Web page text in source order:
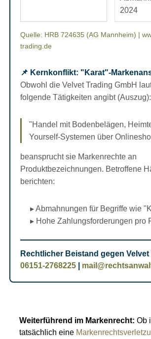
2024
Quelle: HRB 724635 (AG Mannheim) |
trading.de
📌 Kernkonflikt: "Karat"-
Obwohl die Velvet Trading GmbH
folgende Tätigkeiten angibt (Auszug):
"Handel mit Bodenbelägen,
Yourself-Systemen über
beansprucht sie Markenrechte an
Produktbezeichnungen. Betroffene
berichten:
▸ Abmahnungen für Begriffe wie
▸ Hohe Zahlungsforderungen pro
Rechtlicher Beistand gegen Velvet
06151-2768225|
Weiterführend im Markenrecht: Ob
tatsächlich eine